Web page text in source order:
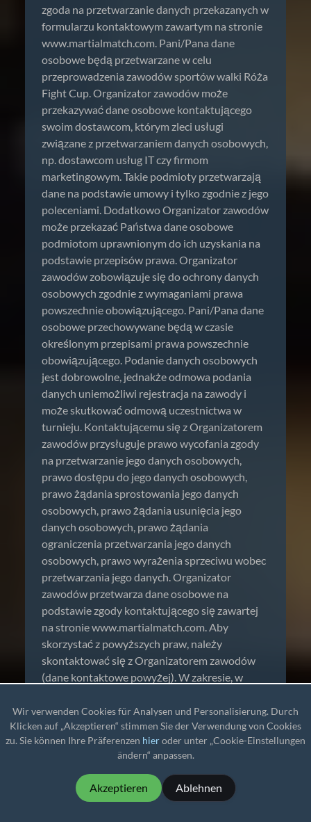
zgoda na przetwarzanie danych przekazanych w
formularzu kontaktowym zawartym na stronie
www.martialmatch.com. Pani/Pana dane
osobowe będą przetwarzane w celu
przeprowadzenia zawodów sportów walki Róża
Fight Cup. Organizator zawodów może
przekazywać dane osobowe kontaktującego
swoim dostawcom, którym zleci usługi
związane z przetwarzaniem danych osobowych,
np. dostawcom usług IT czy firmom
marketingowym. Takie podmioty przetwarzają
dane na podstawie umowy i tylko zgodnie z jego
poleceniami. Dodatkowo Organizator zawodów
może przekazać Państwa dane osobowe
podmiotom uprawnionym do ich uzyskania na
podstawie przepisów prawa. Organizator
zawodów zobowiązuje się do ochrony danych
osobowych zgodnie z wymaganiami prawa
powszechnie obowiązującego. Pani/Pana dane
osobowe przechowywane będą w czasie
określonym przepisami prawa powszechnie
obowiązującego. Podanie danych osobowych
jest dobrowolne, jednakże odmowa podania
danych uniemożliwi rejestracja na zawody i
może skutkować odmową uczestnictwa w
turnieju. Kontaktującemu się z Organizatorem
zawodów przysługuje prawo wycofania zgody
na przetwarzanie jego danych osobowych,
prawo dostępu do jego danych osobowych,
prawo żądania sprostowania jego danych
osobowych, prawo żądania usunięcia jego
danych osobowych, prawo żądania
ograniczenia przetwarzania jego danych
osobowych, prawo wyrażenia sprzeciwu wobec
przetwarzania jego danych. Organizator
zawodów przetwarza dane osobowe na
podstawie zgody kontaktującego się zawartej
na stronie www.martialmatch.com. Aby
skorzystać z powyższych praw, należy
skontaktować się z Organizatorem zawodów
(dane kontaktowe powyżej). W zakresie, w
na podstawie jego zgody– ma on prawo
wycofania zgody na przetwarzanie danych w
dowolnym momencie. Wycofanie zgody nie ma
wpływu na zgodność z prawem przetwarzania,
którego dokonano na podstawie zgody
kontaktującego się przed jej wycofaniem.
Wir verwenden Cookies für Analysen und Personalisierung. Durch
Klicken auf „Akzeptieren“ stimmen Sie der Verwendung von Cookies
zu. Sie können Ihre Präferenzen hieroder unter „Cookie-Einstellungen
ändern“ anpassen.
Akzeptieren Ablehnen